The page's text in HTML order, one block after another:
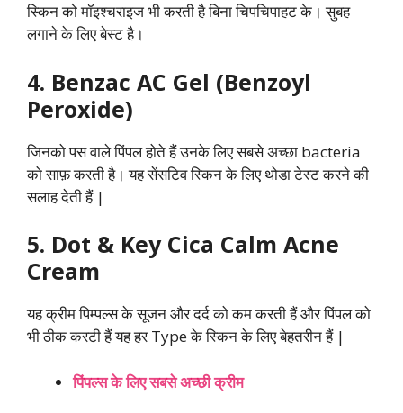
स्किन को मॉइश्चराइज भी करती है बिना चिपचिपाहट के। सुबह
लगाने के लिए बेस्ट है।
4. Benzac AC Gel (Benzoyl
Peroxide)
जिनको पस वाले पिंपल होते हैं उनके लिए सबसे अच्छा bacteria
को साफ़ करती है। यह सेंसटिव स्किन के लिए थोडा टेस्ट करने की
सलाह देती हैं |
5. Dot & Key Cica Calm Acne
Cream
यह क्रीम पिम्पल्स के सूजन और दर्द को कम करती हैं और पिंपल को
भी ठीक करटी हैं यह हर Type के स्किन के लिए बेहतरीन हैं |
पिंपल्स के लिए सबसे अच्छी क्रीम